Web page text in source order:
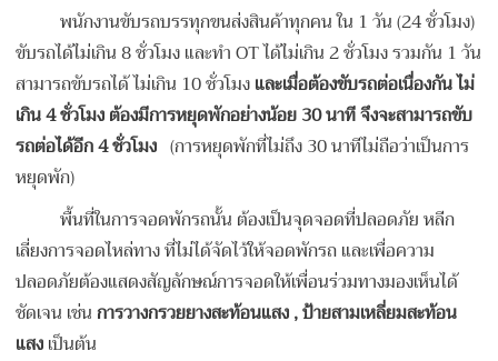
พนักงานขับรถบรรทุกขนส่งสินค้าทุกคน ใน 1 วัน (24 ชั่วโมง)
ขับรถได้ไม่เกิน 8 ชั่วโมง และทำ OT ได้ไม่เกิน 2 ชั่วโมง รวมกัน 1 วัน
สามารถขับรถได้ ไม่เกิน 10 ชั่วโมงและเมื่อต้องขับรถต่อเนื่องกัน ไม่
เกิน4 ชั่วโมง ต้องมีการหยุดพักอย่างน้อย 30 นาที จึงจะสามารถขับ
รถต่อได้อีก 4 ชั่วโมง (การหยุดพักที่ไม่ถึง 30 นาทีไม่ถือว่าเป็นการ
หยุดพัก)
พื้นที่ในการจอดพักรถนั้น ต้องเป็นจุดจอดที่ปลอดภัย หลีก
เลี่ยงการจอดไหล่ทาง ที่ไม่ได้จัดไว้ให้จอดพักรถ และเพื่อความ
ปลอดภัยต้องแสดงสัญลักษณ์การจอดให้เพื่อนร่วมทางมองเห็นได้
ชัดเจน เช่นการวางกรวยยางสะท้อนแสง , ป้ายสามเหลี่ยมสะท้อน
แสงเป็นต้น